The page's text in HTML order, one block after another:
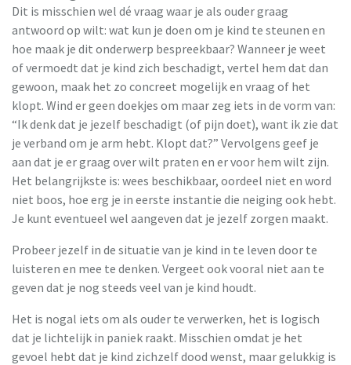
Dit is misschien wel dé vraag waar je als ouder graag
antwoord op wilt: wat kun je doen om je kind te steunen en
hoe maak je dit onderwerp bespreekbaar? Wanneer je weet
of vermoedt dat je kind zich beschadigt, vertel hem dat dan
gewoon, maak het zo concreet mogelijk en vraag of het
klopt. Wind er geen doekjes om maar zeg iets in de vorm van:
“Ik denk dat je jezelf beschadigt (of pijn doet), want ik zie dat
je verband om je arm hebt. Klopt dat?” Vervolgens geef je
aan dat je er graag over wilt praten en er voor hem wilt zijn.
Het belangrijkste is: wees beschikbaar, oordeel niet en word
niet boos, hoe erg je in eerste instantie die neiging ook hebt.
Je kunt eventueel wel aangeven dat je jezelf zorgen maakt.
Probeer jezelf in de situatie van je kind in te leven door te
luisteren en mee te denken. Vergeet ook vooral niet aan te
geven dat je nog steeds veel van je kind houdt.
Het is nogal iets om als ouder te verwerken, het is logisch
dat je lichtelijk in paniek raakt. Misschien omdat je het
gevoel hebt dat je kind zichzelf dood wenst, maar gelukkig is